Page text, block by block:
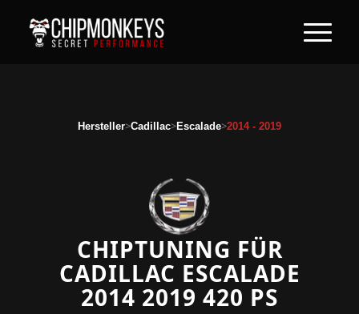
Hersteller>Cadillac>Escalade>2014 - 2019
CHIPTUNING FÜR
CADILLAC ESCALADE
2014 2019 420 PS